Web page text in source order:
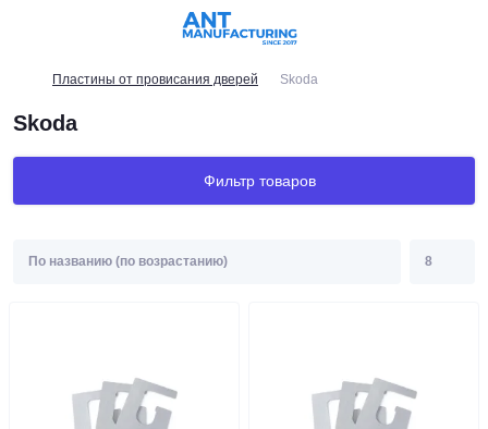
Пластины от провисания дверей Skoda
Skoda
Фильтр товаров